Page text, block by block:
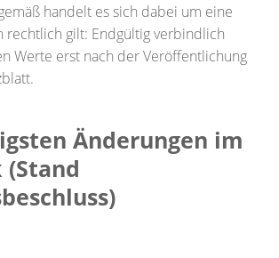
handelt es sich dabei um eine
rechtlich gilt: Endgültig verbindlich
Werte erst nach der Veröffentlichung
Änderungen im